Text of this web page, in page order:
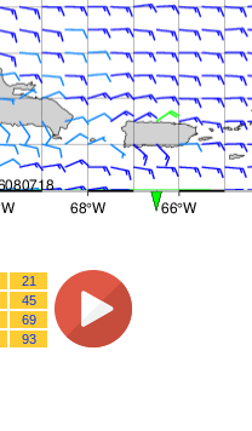
21
45
69
93